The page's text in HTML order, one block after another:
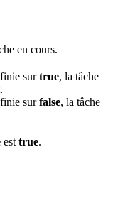
en cours.
surtrue, la tâche
surfalse, la tâche
est true.